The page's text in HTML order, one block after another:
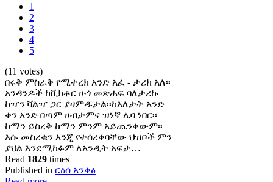
1
2
3
4
5
(11 votes)
በሩቅ ምስራቅ የሚተረክ አንድ አፈ - ታሪክ አለ፡፡
አንዳንዶች ከቪክቶር ሁጎ መጽሐፍ ባለታሪኩ
ከዣን ቫልዣ ጋር ያዛምዱታል፡፡ከእለታት አንድ
ቀን አንድ በጣም ሀብታምና ዝነኛ ሌባ ነበር፡፡
ከማን ይስረቅ ከማን ምንም አይጨንቀውም፡፡
እሱ መስረቁን እንጂ የተሰረቀባቸው ህዝቦች ምን
ያህል እንደሚከፉም ለአንዲት አፍታ…
Read 1829 times
Published in ርዕሰ አንቀፅ